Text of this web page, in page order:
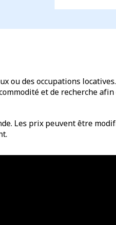
ou des occupations
et de recherche
Les prix peuvent être